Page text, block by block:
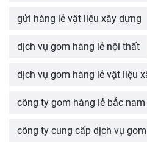
gửi hàng lẻ vật liệu xây dựng
dịch vụ gom hàng lẻ nội thất
dịch vụ gom hàng lẻ vật liệu
công ty gom hàng lẻ bắc
công ty cung cấp dịch vụ